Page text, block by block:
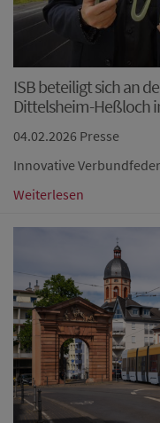
ISB beteiligt sich an
Dittelsheim-Heßloch
04.02.2026 Presse
Innovative
Weiterlesen